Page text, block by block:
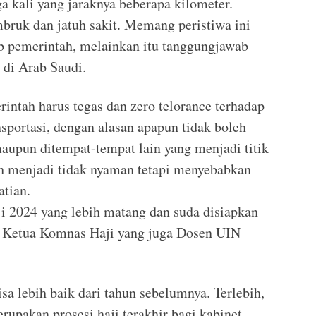
dan jatuh sakit. Memang peristiwa ini
pemerintah, melainkan itu tanggungjawab
di Arab Saudi.
harus tegas dan zero telorance terhadap
dengan alasan apapun tidak boleh
ditempat-tempat lain yang menjadi titik
tidak nyaman tetapi menyebabkan
yang lebih matang dan suda disiapkan
Komnas Haji yang juga Dosen UIN
lebih baik dari tahun sebelumnya. Terlebih,